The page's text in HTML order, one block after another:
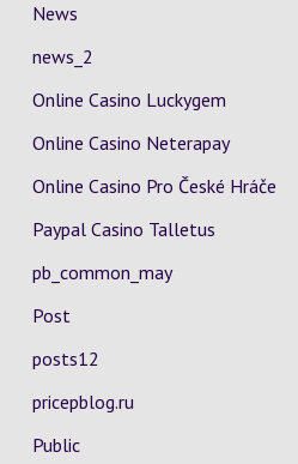
News
news_2
Online Casino Luckygem
Online Casino Neterapay
Online Casino Pro České Hráče
Paypal Casino Talletus
pb_common_may
Post
posts12
pricepblog.ru
Public